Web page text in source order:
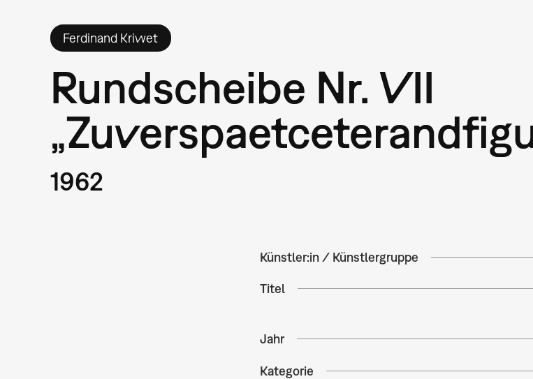
Ferdinand Kriwet
Rundscheibe Nr. VII
1962
Künstler:in / Künstlergruppe
Titel
Jahr
Kategorie